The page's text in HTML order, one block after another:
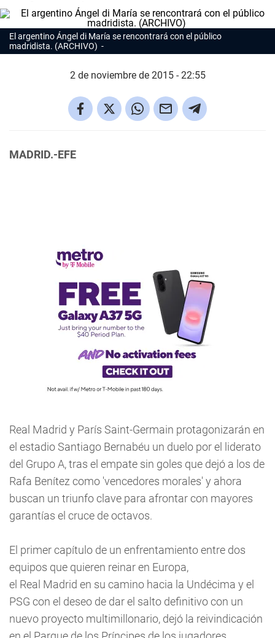
El argentino Ángel di María se rencontrará con el público
madridista. (ARCHIVO)
2 de noviembre de 2015 - 22:55
MADRID.-EFE
Real Madrid y París Saint-Germain protagonizarán en
el estadio Santiago Bernabéu un duelo por el liderato
del Grupo A, tras el empate sin goles que dejó a los de
Rafa Benítez como 'vencedores morales' y ahora
buscan un triunfo clave para afrontar con mayores
garantías el cruce de octavos.
El primer capítulo de un enfrentamiento entre dos
equipos que quieren reinar en Europa,
el Real Madrid en su camino hacia la Undécima y el
PSG con el deseo de dar el salto definitivo con un
nuevo proyecto multimillonario, dejó la reivindicación